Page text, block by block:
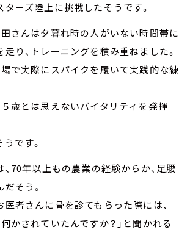
ターズ陸上に挑戦したそうです。
田さんは夕暮れ時の人がいない時間帯に
り、トレーニングを積み重ねました。
場で実際にスパイクを履いて実践的な練
歳とは思えないバイタリティを発揮
です。
70年以上もの農業の経験からか、足腰
そう。
者さんに骨を診てもらった際には、
かされていたんですか？」と聞かれる